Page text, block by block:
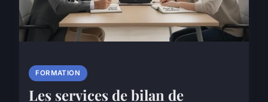
FORMATION
Les services de bilan de